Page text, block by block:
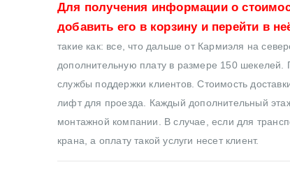
Для получения информации о
добавить его в корзину и перейти в
такие как: все, что дальше от Кармиэля на
дополнительную плату в размере 150 шекелей.
службы поддержки клиентов. Стоимость
лифт для проезда. Каждый дополнительный
монтажной компании. В случае, если для
крана, а оплату такой услуги несет клиент.